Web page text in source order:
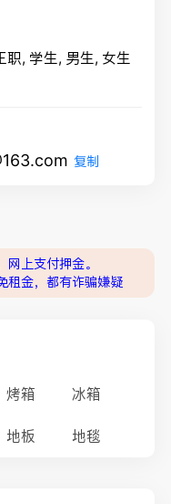
职, 学生, 男生, 女生
复制
上支付押金。
租金，都有诈骗嫌疑
烤箱 冰箱
地板 地毯